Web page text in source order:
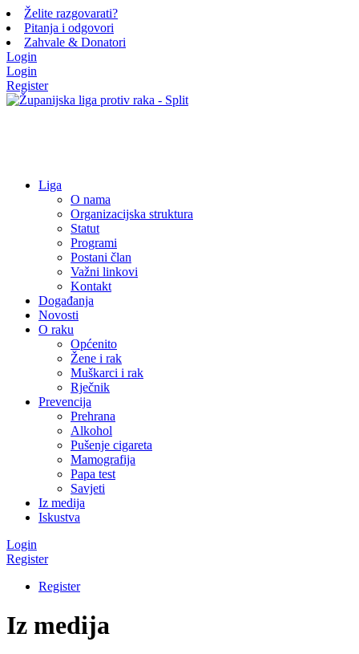
Želite razgovarati?
Pitanja i odgovori
Zahvale & Donatori
Login
Login
Register
Liga
O nama
Organizacijska struktura
Statut
Programi
Postani član
Važni linkovi
Kontakt
Događanja
Novosti
O raku
Općenito
Žene i rak
Muškarci i rak
Rječnik
Prevencija
Prehrana
Alkohol
Pušenje cigareta
Mamografija
Papa test
Savjeti
Iz medija
Iskustva
Login
Register
Register
Iz medija